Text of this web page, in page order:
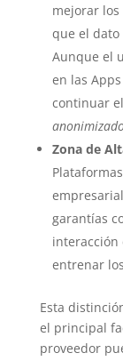
mejorar
que el dato
Aunque el
en las
continuar
Zona de
garantías
interacción
entrenar
Esta
el principal
proveedor